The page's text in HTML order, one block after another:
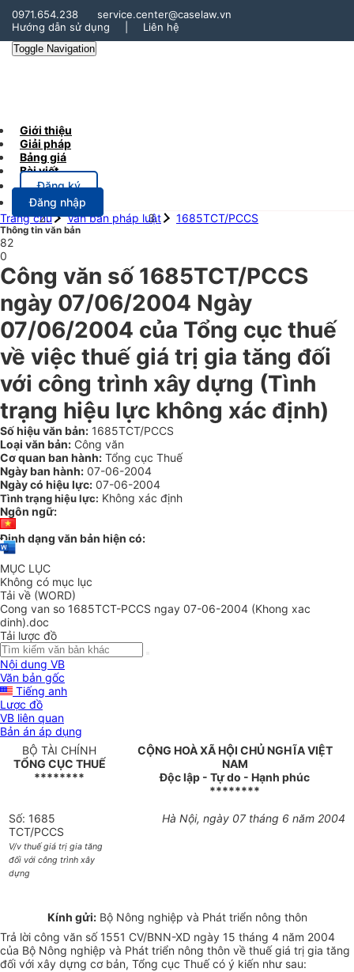
0971.654.238
service.center@caselaw.vn
Hướng dẫn sử dụng
Liên hệ
Toggle Navigation
Giới thiệu
Giải pháp
Bảng giá
Bài viết
Đăng ký
Đăng nhập
Trang chủ
Văn bản pháp luật 1685TCT/PCCS
Thông tin văn bản
82
0
Công văn số 1685TCT/PCCS
ngày 07/06/2004 Ngày
07/06/2004 của Tổng cục thuế
về việc thuế giá trị gia tăng đối
với công trình xây dựng (Tình
trạng hiệu lực không xác định)
Số hiệu văn bản: 1685TCT/PCCS
Loại văn bản: Công văn
Cơ quan ban hành: Tổng cục Thuế
Ngày ban hành: 07-06-2004
Ngày có hiệu lực: 07-06-2004
Tình trạng hiệu lực: Không xác định
Ngôn ngữ:
Định dạng văn bản hiện có:
MỤC LỤC
Không có mục lục
Tải về (WORD)
Cong van so 1685TCT-PCCS ngay 07-06-2004 (Khong xac
dinh).doc
Tải lược đồ
Nội dung VB
Văn bản gốc
Tiếng anh
Lược đồ
VB liên quan
Bản án áp dụng
BỘ TÀI CHÍNH
TỔNG CỤC THUẾ
********
CỘNG HOÀ XÃ HỘI CHỦ NGHĨA VIỆT
NAM
Độc lập - Tự do - Hạnh phúc
********
Số: 1685
TCT/PCCS
V/v thuế giá trị gia tăng
đối với công trình xây
dựng
Hà Nội, ngày 07 tháng 6 năm 2004
Kính gửi:Bộ Nông nghiệp và Phát triển nông thôn
Trả lời công văn số 1551 CV/BNN-XD ngày 15 tháng 4 năm 2004
của Bộ Nông nghiệp và Phát triển nông thôn về thuế giá trị gia tăng
đối với xây dựng cơ bản, Tổng cục Thuế có ý kiến như sau: